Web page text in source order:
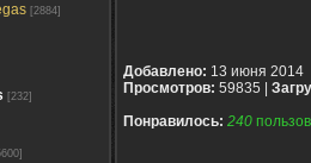
[2884]
[232]
Добавлено: 13 июня 2014
Просмотров: 59835 |
Понравилось: 240